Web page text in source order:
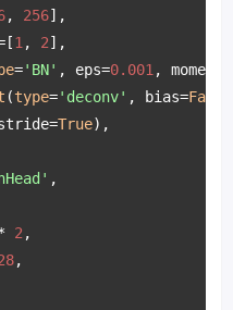
, 256],
1 , 2],
='BN' , eps=0.001 ,
(type='deconv' , bias=False
True),
,
2 ,
,